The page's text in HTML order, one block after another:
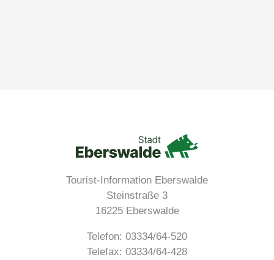
Tourist-Information Eberswalde
Steinstraße 3
16225 Eberswalde
Telefon: 03334/64-520
Telefax: 03334/64-428